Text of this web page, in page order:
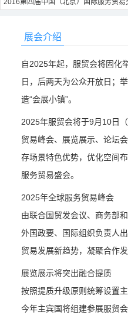
2016第四届中国（北京）国际服务贸易
展会介绍
自2025年起，服贸会将固化
日，后两天为公众开放日；
造“会展小镇”。
2025年服贸会将于9月10日
贸易峰会、展览展示、论坛
存场景特色优势，优化空间
服务贸易盛会。
2025年全球服务贸易峰会
由联合国贸发会议、商务部
外国政要、国际组织负责人
贸易发展新趋势，凝聚合作发
展览展示将突出融合提质
按照提质升级原则统筹设置
今年主宾国将组建参展服贸